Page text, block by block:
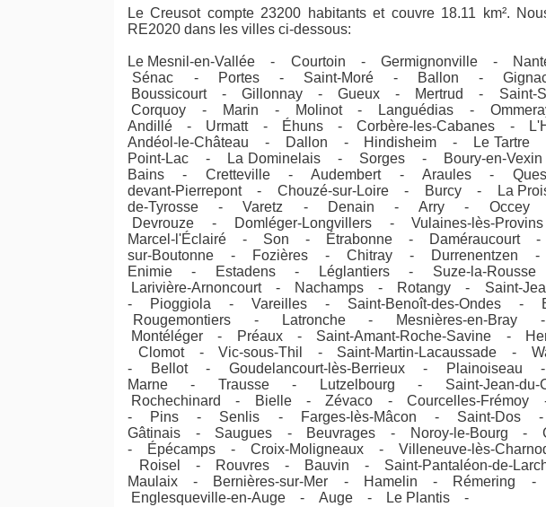
Le Creusot compte 23200 habitants et couvre 18.11 km².
RE2020 dans les villes ci-dessous:
Le Mesnil-en-Vallée - Courtoin - Germignonville -
Sénac - Portes - Saint-Moré - Ballon - Gignac
Boussicourt - Gillonnay - Gueux - Mertrud - Saint-
Corquoy - Marin - Molinot - Languédias -
Andillé - Urmatt - Éhuns - Corbère-les-Cabanes -
Andéol-le-Château - Dallon - Hindisheim - Le
Point-Lac - La Dominelais - Sorges - Boury-en-
Bains - Cretteville - Audembert - Araules -
devant-Pierrepont - Chouzé-sur-Loire - Burcy - La
de-Tyrosse - Varetz - Denain - Arry - Occey -
Devrouze - Domléger-Longvillers - Vulaines-lès-
Marcel-l'Éclairé - Son - Étrabonne - Daméraucourt -
sur-Boutonne - Fozières - Chitray - Durrenentzen -
Enimie - Estadens - Léglantiers - Suze-la-
Larivière-Arnoncourt - Nachamps - Rotangy - Saint-
- Pioggiola - Vareilles - Saint-Benoît-des-
Rougemontiers - Latronche - Mesnières-en-
Montéléger - Préaux - Saint-Amant-Roche-Savine -
Clomot - Vic-sous-Thil - Saint-Martin-Lacaussade -
- Bellot - Goudelancourt-lès-Berrieux - Plainoiseau
Marne - Trausse - Lutzelbourg - Saint-Jean-du-
Rochechinard - Bielle - Zévaco - Courcelles-Frémoy
- Pins - Senlis - Farges-lès-Mâcon - Saint-Dos -
Gâtinais - Saugues - Beuvrages - Noroy-le-Bourg
- Épécamps - Croix-Moligneaux - Villeneuve-lès-
Roisel - Rouvres - Bauvin - Saint-Pantaléon-de-
Maulaix - Bernières-sur-Mer - Hamelin - Rémering -
Englesqueville-en-Auge - Auge - Le Plantis -